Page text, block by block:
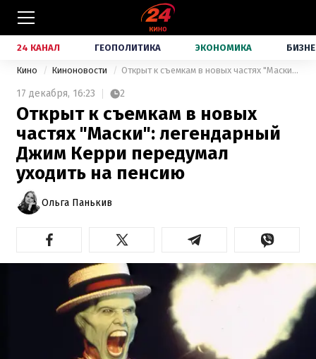
24 КАНАЛ ГЕОПОЛИТИКА ЭКОНОМИКА
Кино Киноновости Открыт к съемкам в новых частях "Маски": легендарный Джим Керри передумал уходить на пенсию
17 декабря, 16:23 2
Открыт к съемкам в новых
частях "Маски": легендарный
Джим Керри передумал
уходить на пенсию
Ольга Панькив